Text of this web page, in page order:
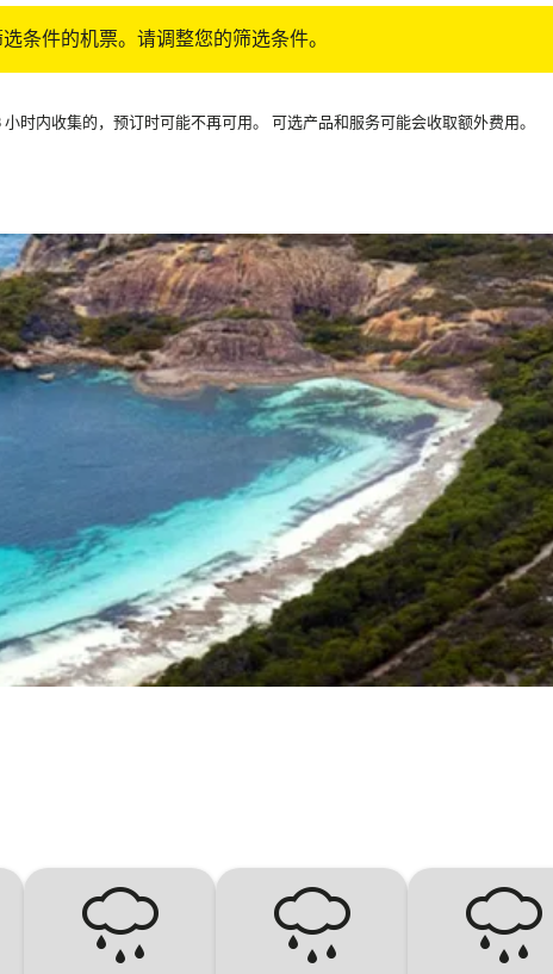
条件的机票。请调整您的筛选条件。
时内收集的，预订时可能不再可用。 可选产品和服务可能会收取额外费用。